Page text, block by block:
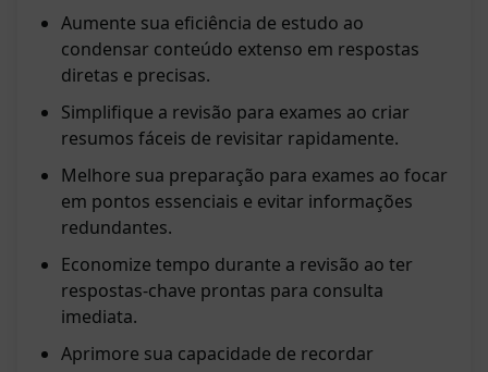
Aumente sua eficiência de estudo ao
condensar conteúdo extenso em respostas
diretas e precisas.
Simplifique a revisão para exames ao criar
resumos fáceis de revisitar rapidamente.
Melhore sua preparação para exames ao focar
em pontos essenciais e evitar informações
redundantes.
Economize tempo durante a revisão ao ter
respostas-chave prontas para consulta
imediata.
Aprimore sua capacidade de recordar